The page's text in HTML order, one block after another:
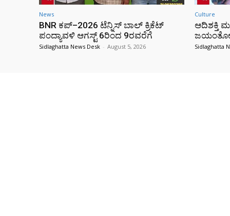
News
BNR ಕಪ್–2026 ಟೆನ್ನಿಸ್ ಬಾಲ್ ಕ್ರಿಕೆಟ್
ಪಂದ್ಯಾವಳಿ ಆಗಸ್ಟ್ 6ರಿಂದ 9ರವರೆಗೆ
Sidlaghatta News Desk - August 5, 2026
Culture
ಆದಿಶಕ್ತಿ
Sidlaghatta